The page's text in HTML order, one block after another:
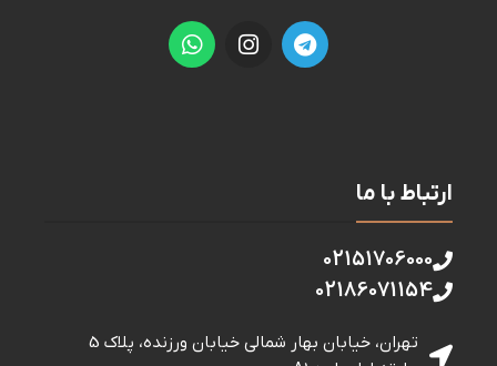
ارتباط با ما
02151706000
02186071154
تهران، خیابان بهار شمالی خيابان ورزنده، پلاک 5